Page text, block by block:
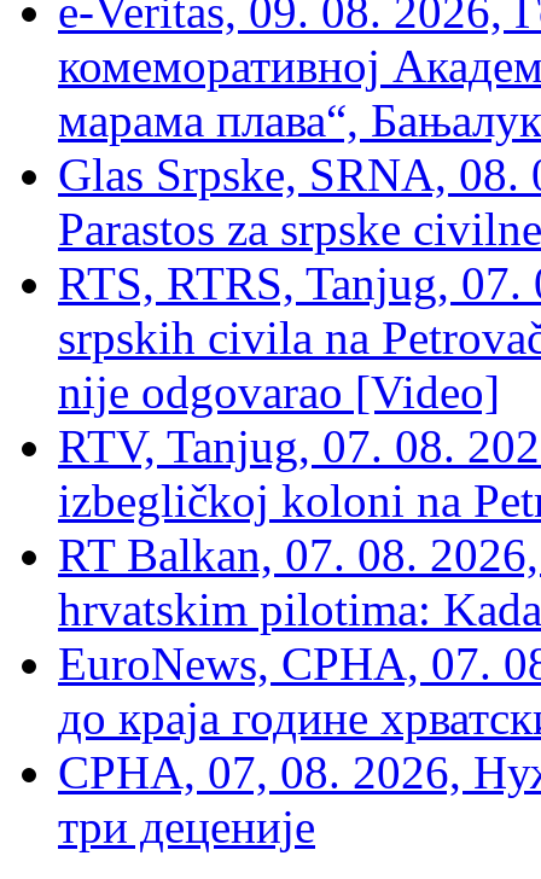
e-Veritas, 09. 08. 2026,
комеморативној
марама плава“,
Glas Srpske, SRNA,
Parastos za srpske
RTS, RTRS, Tanjug,
srpskih civila na
nije odgovarao [Video]
RTV, Tanjug, 07. 08.
izbegličkoj koloni na
RT Balkan, 07. 08.
hrvatskim pilotima:
EuroNews, СРНА, 07.
до краја године
СРНА, 07, 08. 2026,
три деценије